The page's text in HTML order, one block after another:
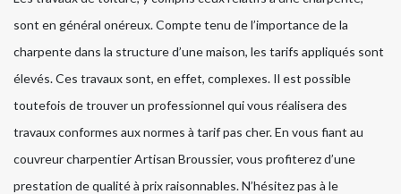
sont en général onéreux. Compte tenu de l’importance de la
charpente dans la structure d’une maison, les tarifs appliqués sont
élevés. Ces travaux sont, en effet, complexes. Il est possible
toutefois de trouver un professionnel qui vous réalisera des
travaux conformes aux normes à tarif pas cher. En vous fiant au
couvreur charpentier Artisan Broussier, vous profiterez d’une
prestation de qualité à prix raisonnables. N’hésitez pas à le